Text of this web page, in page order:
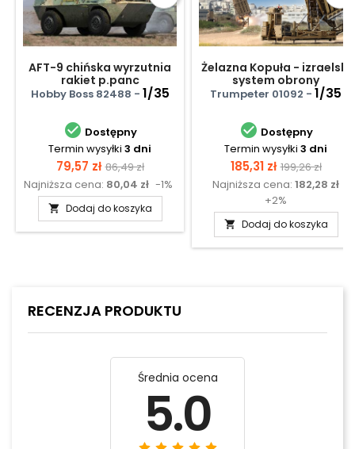
AFT-9 chińska wyrzutnia
rakiet p.panc
Hobby Boss 82488 - 1/35
 Dostępny
Termin wysyłki 3 dni
Cena
79,57 zł Cena
podstawowa
86,49 zł
Najniższa cena: 80,04 zł -1%
 Dodaj do koszyka
Żelazna Kopuła - izraelski
system obrony
powietrznej
Trumpeter 01092 - 1/35
 Dostępny
Termin wysyłki 3 dni
Cena
185,31 zł Cena
199,26 zł
Najniższa cena: 182,28 zł
+2%
 Dodaj do koszyka
RECENZJA PRODUKTU
Średnia ocena
5.0